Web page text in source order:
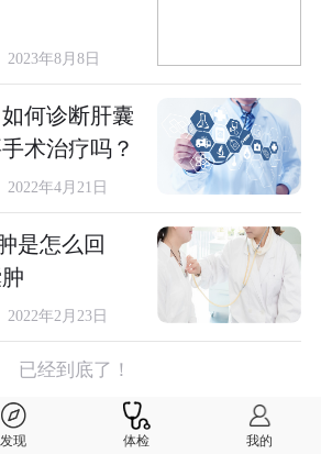
年8月8日
何诊断肝囊
术治疗吗？
年4月21日
是怎么回
年2月23日
已经到底了！
发现 体检 我的